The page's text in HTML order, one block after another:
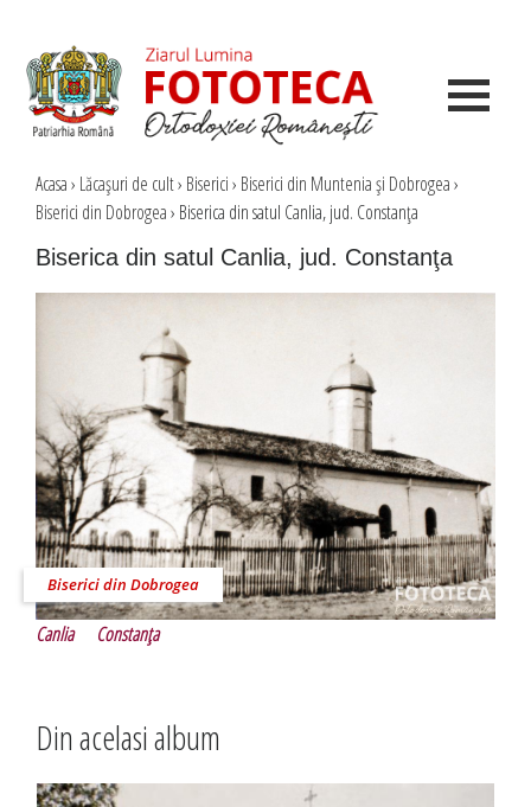
Acasa› Lăcaşuri de cult› Biserici› Biserici din Muntenia şi Dobrogea›
Biserici din Dobrogea› Biserica din satul Canlia, jud. Constanţa
Biserica din satul Canlia, jud. Constanţa
Biserici din Dobrogea
Canlia Constanţa
Din acelasi album